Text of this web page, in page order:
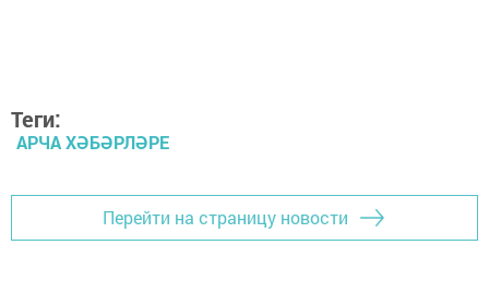
Теги:
АРЧА ХӘБӘРЛӘРЕ
Перейти на страницу новости